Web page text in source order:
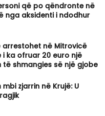
që po qëndronte në
nga aksidenti i ndodhur
arrestohet në Mitrovicë
i ka ofruar 20 euro një
të shmangies së një gjobe
zjarrin në Krujë: U